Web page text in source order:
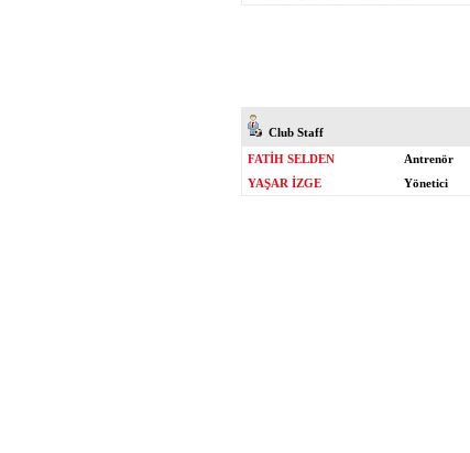
Club Staff
FATİH SELDEN
Antrenör
YAŞAR İZGE
Yönetici